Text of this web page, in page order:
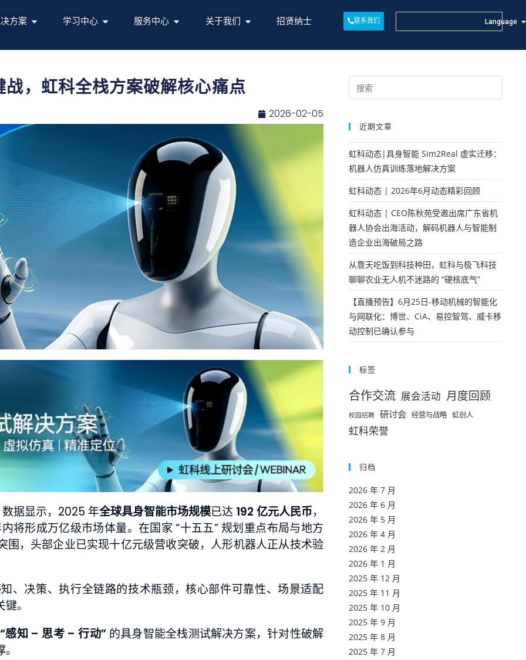
方案 学习中心 服务中心 关于我们 招贤纳士 联系我们 Language
，虹科全栈方案破解核心痛点
2026-02-05
据显示，2025 年全球具身智能市场规模已达 192 亿元人民币，
将形成万亿级市场体量。在国家 “十五五” 规划重点布局与地方
围，头部企业已实现十亿元级营收突破，人形机器人正从技术验
、决策、执行全链路的技术瓶颈，核心部件可靠性、场景适配
。
“感知 – 思考 – 行动”的具身智能全栈测试解决方案，针对性破解
近期文章
虹科动态|具身智能 Sim2Real 虚实迁移：
机器人仿真训练落地解决方案
虹科动态 | 2026年6月动态精彩回顾
虹科动态 | CEO陈秋苑受邀出席广东省机
器人协会出海活动，解码机器人与智能制
造企业出海破局之路
从靠天吃饭到科技种田，虹科与极飞科技
聊聊农业无人机不迷路的 “硬核底气”
【直播预告】6月25日-移动机械的智能化
与网联化：博世、CiA、易控智驾、威卡移
动控制已确认参与
标签
合作交流 展会活动 月度回顾
校园招聘 研讨会 经营与战略 虹创人
虹科荣誉
归档
2026 年 7 月
2026 年 6 月
2026 年 5 月
2026 年 4 月
2026 年 2 月
2026 年 1 月
2025 年 12 月
2025 年 11 月
2025 年 10 月
2025 年 9 月
2025 年 8 月
2025 年 7 月